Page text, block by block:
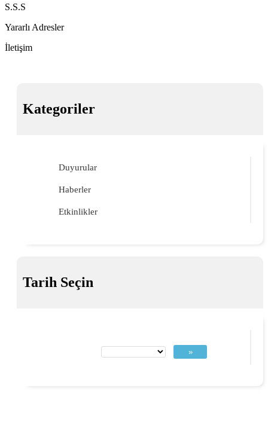
S.S.S
Yararlı Adresler
İletişim
Kategoriler
Duyurular
Haberler
Etkinlikler
Tarih Seçin
»